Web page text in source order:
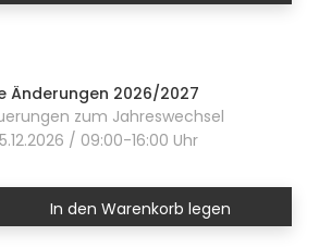
Änderungen 2026/2027
zum Jahreswechsel
/ 09:00-16:00 Uhr
In den Warenkorb legen